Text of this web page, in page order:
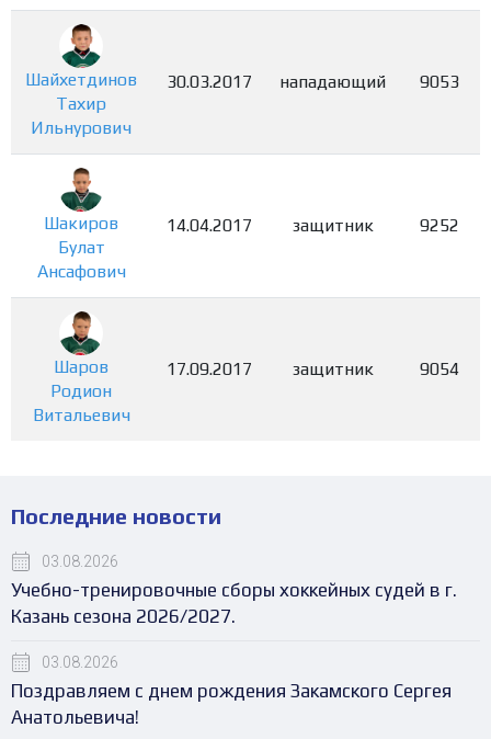
Шайхетдинов
Тахир
Ильнурович
30.03.2017 нападающий 9053
Шакиров
Булат
Ансафович
14.04.2017 защитник 9252
Шаров
Родион
Витальевич
17.09.2017 защитник 9054
Последние новости
03.08.2026
Учебно-тренировочные сборы хоккейных судей в г.
Казань сезона 2026/2027.
03.08.2026
Поздравляем с днем рождения Закамского Сергея
Анатольевича!